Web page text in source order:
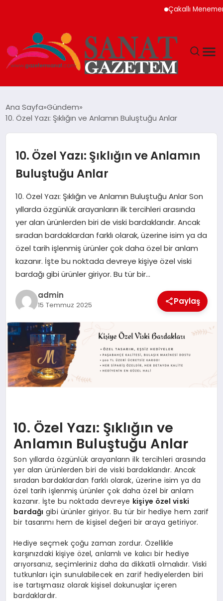
Çakallı Menemeni
SIYASET
SPOR
YAŞAM
EKONOMI
SAĞLIK
DÜNYA
EĞITIM
Ana Sayfa Gündem
10. Özel Yazı: Şıklığın ve Anlamın Buluştuğu Anlar
10. Özel Yazı: Şıklığın ve Anlamın
Buluştuğu Anlar
10. Özel Yazı: Şıklığın ve Anlamın Buluştuğu Anlar Son
yıllarda özgünlük arayanların ilk tercihleri arasında
yer alan ürünlerden biri de viski bardaklarıdır. Ancak
sıradan bardaklardan farklı olarak, üzerine isim ya da
özel tarih işlenmiş ürünler çok daha özel bir anlam
kazanır. İşte bu noktada devreye kişiye özel viski
bardağı gibi ürünler giriyor. Bu tür bir…
admin
15 Temmuz 2025 Paylaş
10. Özel Yazı: Şıklığın ve
Anlamın Buluştuğu Anlar
Son yıllarda özgünlük arayanların ilk tercihleri arasında
yer alan ürünlerden biri de viski bardaklarıdır. Ancak
sıradan bardaklardan farklı olarak, üzerine isim ya da
özel tarih işlenmiş ürünler çok daha özel bir anlam
kazanır. İşte bu noktada devreye kişiye özel viski
bardağı gibi ürünler giriyor. Bu tür bir hediye hem zarif
bir tasarımı hem de kişisel değeri bir araya getiriyor.
Hediye seçmek çoğu zaman zordur. Özellikle
karşınızdaki kişiye özel, anlamlı ve kalıcı bir hediye
arıyorsanız, seçimleriniz daha da dikkatli olmalıdır. Viski
tutkunları için sunulabilecek en zarif hediyelerden biri
ise tartışmasız olarak kişisel dokunuşlar içeren
bardaklardır.